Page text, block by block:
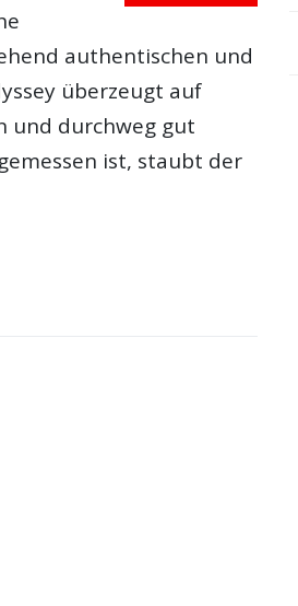
authentischen und
überzeugt auf
und durchweg gut
ist, staubt der